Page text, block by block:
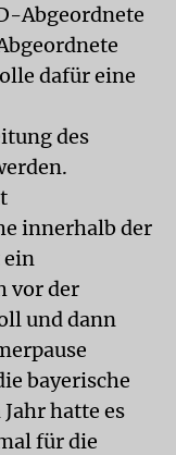
Abgeordnete
dafür eine
des
innerhalb der
vor der
und dann
bayerische
hatte es
für die